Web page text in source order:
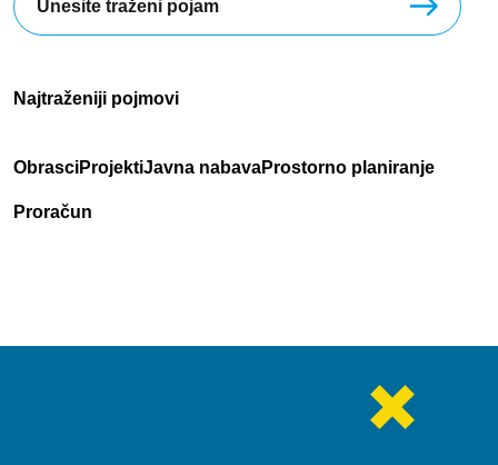
Najtraženiji pojmovi
ObrasciProjektiJavna nabavaProstorno planiranje
Proračun